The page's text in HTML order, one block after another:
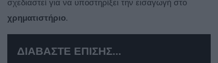
σχεδιαστεί για να υποστηρίξει την εισαγωγή στο
χρηματιστήριο.
ΔΙΑΒΑΣΤΕ ΕΠΙΣΗΣ...